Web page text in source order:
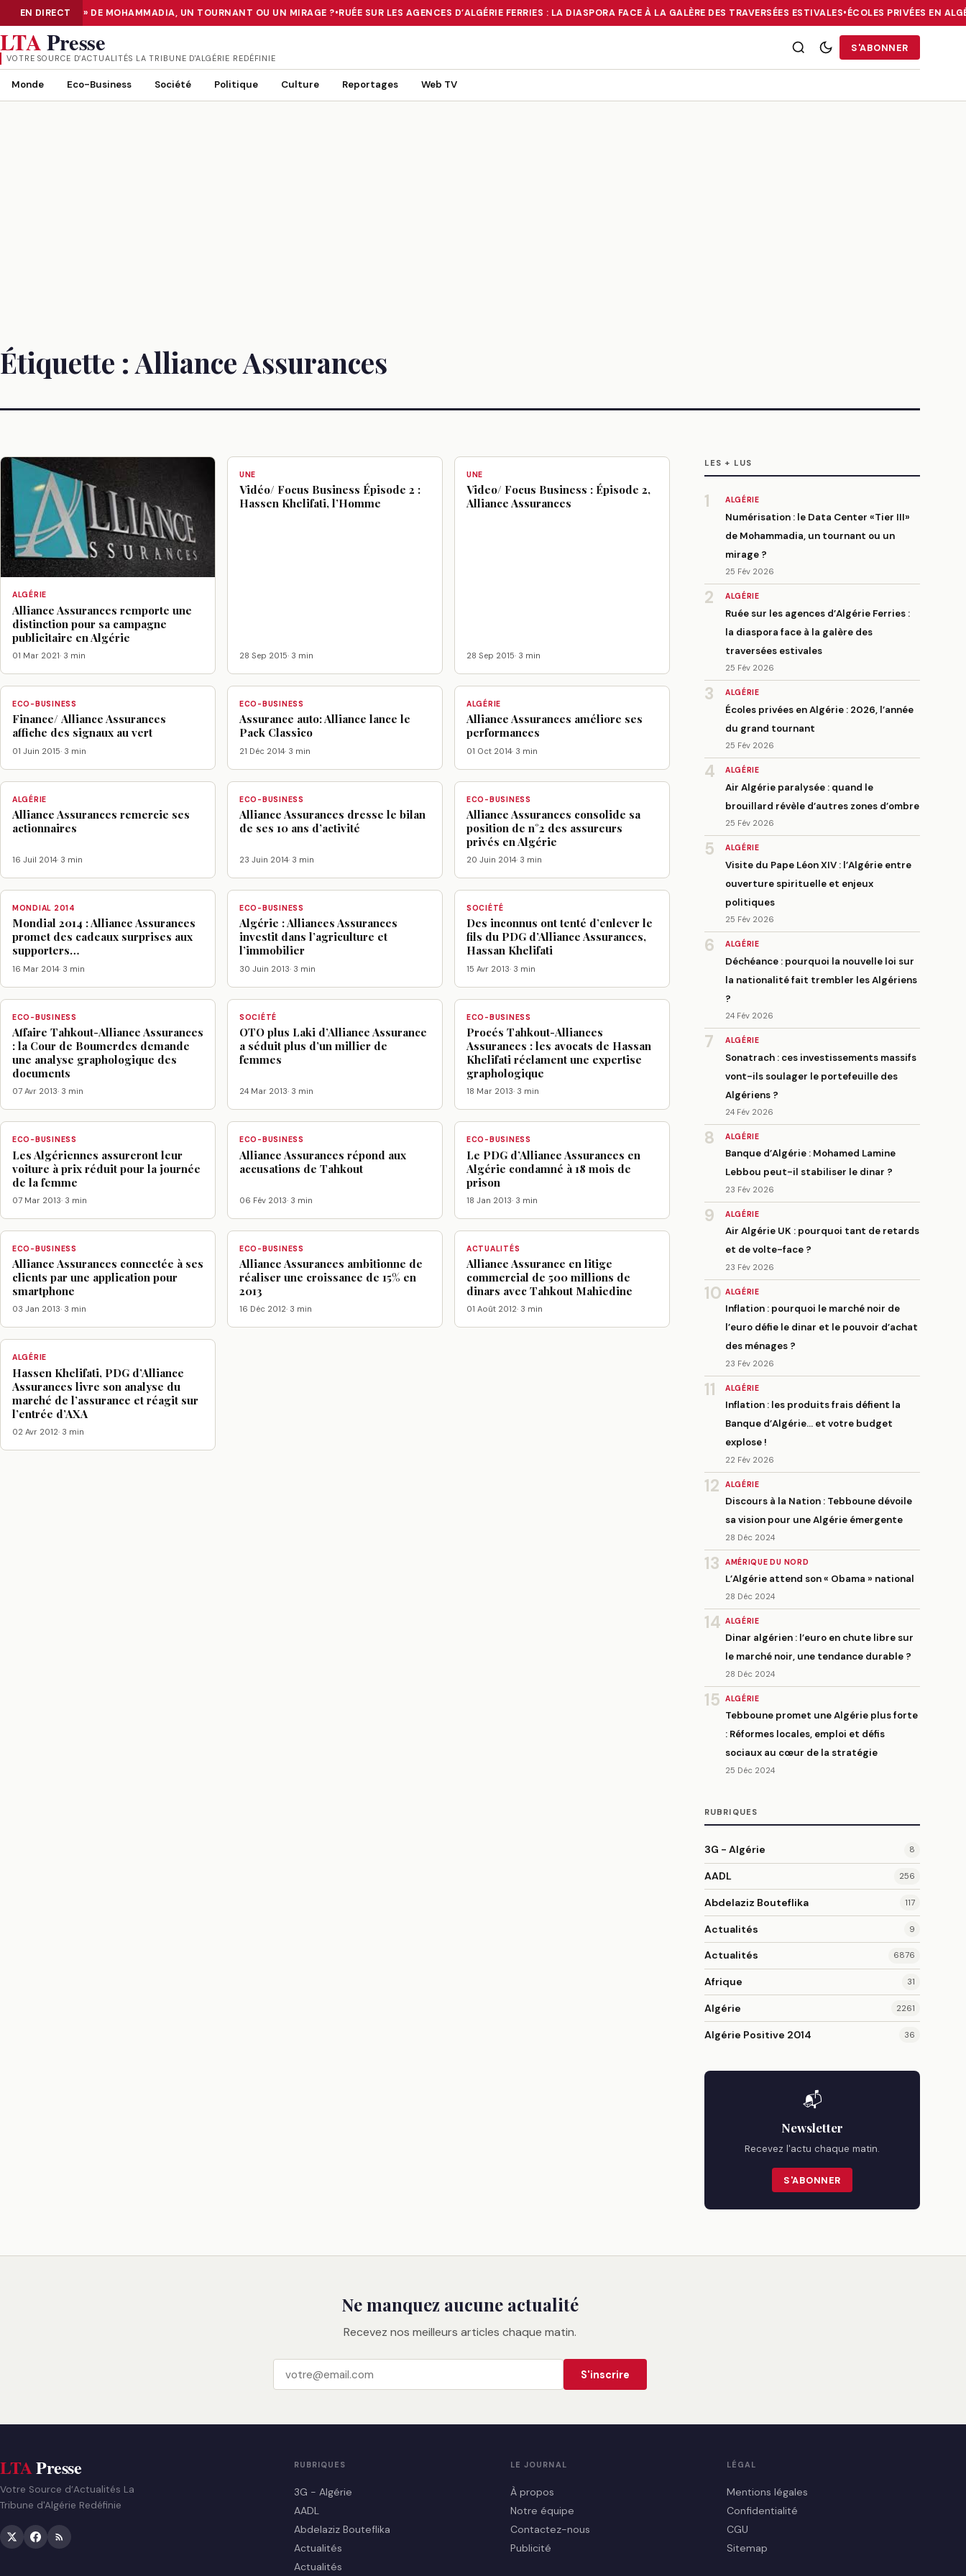
EN DIRECT
«TIER III» DE MOHAMMADIA, UN TOURNANT OU UN MIRAGE ? •RUÉE SUR LES AGENCES D’ALGÉRIE FERRIES : LA DIASPORA FACE À LA GALÈRE DES TRAVERSÉES ESTIVALES•ÉCOLES PRIVÉES EN
NUMÉRISATION : LE DATA CENTER «TIER III» DE MOHAMMADIA, UN TOURNANT OU UN MIRAGE ? • RUÉE SUR LES AGENCES D’ALGÉRIE FERRIES : LA DIASPORA FACE À LA GALÈRE DES TRAVERSÉES
LTAPresse
VOTRE SOURCE D’ACTUALITÉS LA TRIBUNE D'ALGÉRIE REDÉFINIE
S'ABONNER
Monde Eco-Business Société Politique Culture Reportages Web TV
Étiquette :Alliance Assurances
ALGÉRIE
Alliance Assurances remporte une
distinction pour sa campagne
publicitaire en Algérie
01 Mar 2021· 3 min
UNE
Vidéo/ Focus Business Épisode 2 :
Hassen Khelifati, l’Homme
28 Sep 2015· 3 min
UNE
Video/ Focus Business : Épisode 2,
Alliance Assurances
28 Sep 2015· 3 min
ECO-BUSINESS
Finance/ Alliance Assurances
affiche des signaux au vert
01 Juin 2015· 3 min
ECO-BUSINESS
Assurance auto: Alliance lance le
Pack Classico
21 Déc 2014· 3 min
ALGÉRIE
Alliance Assurances améliore ses
performances
01 Oct 2014· 3 min
ALGÉRIE
Alliance Assurances remercie ses
actionnaires
16 Juil 2014· 3 min
ECO-BUSINESS
Alliance Assurances dresse le bilan
de ses 10 ans d’activité
23 Juin 2014· 3 min
ECO-BUSINESS
Alliance Assurances consolide sa
position de n°2 des assureurs
privés en Algérie
20 Juin 2014· 3 min
MONDIAL 2014
Mondial 2014 : Alliance Assurances
promet des cadeaux surprises aux
supporters…
16 Mar 2014· 3 min
ECO-BUSINESS
Algérie : Alliances Assurances
investit dans l’agriculture et
l’immobilier
30 Juin 2013· 3 min
SOCIÉTÉ
Des inconnus ont tenté d’enlever le
fils du PDG d’Alliance Assurances,
Hassan Khelifati
15 Avr 2013· 3 min
ECO-BUSINESS
Affaire Tahkout-Alliance Assurances
: la Cour de Boumerdes demande
une analyse graphologique des
documents
07 Avr 2013· 3 min
SOCIÉTÉ
OTO plus Laki d’Alliance Assurance
a séduit plus d’un millier de
femmes
24 Mar 2013· 3 min
ECO-BUSINESS
Procés Tahkout-Alliances
Assurances : les avocats de Hassan
Khelifati réclament une expertise
graphologique
18 Mar 2013· 3 min
ECO-BUSINESS
Les Algériennes assureront leur
voiture à prix réduit pour la journée
de la femme
07 Mar 2013· 3 min
ECO-BUSINESS
Alliance Assurances répond aux
accusations de Tahkout
06 Fév 2013· 3 min
ECO-BUSINESS
Le PDG d’Alliance Assurances en
Algérie condamné à 18 mois de
prison
18 Jan 2013· 3 min
ECO-BUSINESS
Alliance Assurances connectée à ses
clients par une application pour
smartphone
03 Jan 2013· 3 min
ECO-BUSINESS
Alliance Assurances ambitionne de
réaliser une croissance de 15% en
2013
16 Déc 2012· 3 min
ACTUALITÉS
Alliance Assurance en litige
commercial de 500 millions de
dinars avec Tahkout Mahiedine
01 Août 2012· 3 min
ALGÉRIE
Hassen Khelifati, PDG d’Alliance
Assurances livre son analyse du
marché de l’assurance et réagit sur
l’entrée d’AXA
02 Avr 2012· 3 min
LES + LUS
1 ALGÉRIE
Numérisation : le Data Center «Tier III»
de Mohammadia, un tournant ou un
mirage ?
25 Fév 2026
2 ALGÉRIE
Ruée sur les agences d’Algérie Ferries :
la diaspora face à la galère des
traversées estivales
25 Fév 2026
3 ALGÉRIE
Écoles privées en Algérie : 2026, l’année
du grand tournant
25 Fév 2026
4 ALGÉRIE
Air Algérie paralysée : quand le
brouillard révèle d’autres zones d’ombre
25 Fév 2026
5 ALGÉRIE
Visite du Pape Léon XIV : l’Algérie entre
ouverture spirituelle et enjeux
politiques
25 Fév 2026
6 ALGÉRIE
Déchéance : pourquoi la nouvelle loi sur
la nationalité fait trembler les Algériens
?
24 Fév 2026
7 ALGÉRIE
Sonatrach : ces investissements massifs
vont-ils soulager le portefeuille des
Algériens ?
24 Fév 2026
8 ALGÉRIE
Banque d’Algérie : Mohamed Lamine
Lebbou peut-il stabiliser le dinar ?
23 Fév 2026
9 ALGÉRIE
Air Algérie UK : pourquoi tant de retards
et de volte-face ?
23 Fév 2026
10 ALGÉRIE
Inflation : pourquoi le marché noir de
l’euro défie le dinar et le pouvoir d’achat
des ménages ?
23 Fév 2026
11 ALGÉRIE
Inflation : les produits frais défient la
Banque d’Algérie… et votre budget
explose !
22 Fév 2026
12 ALGÉRIE
Discours à la Nation : Tebboune dévoile
sa vision pour une Algérie émergente
28 Déc 2024
13 AMÉRIQUE DU NORD
L’Algérie attend son « Obama » national
28 Déc 2024
14 ALGÉRIE
Dinar algérien : l’euro en chute libre sur
le marché noir, une tendance durable ?
28 Déc 2024
15 ALGÉRIE
Tebboune promet une Algérie plus forte
: Réformes locales, emploi et défis
sociaux au cœur de la stratégie
25 Déc 2024
RUBRIQUES
3G - Algérie 8
AADL 256
Abdelaziz Bouteflika 117
Actualités 9
Actualités 6876
Afrique 31
Algérie 2261
Algérie Positive 2014 36
📬
Newsletter
Recevez l'actu chaque matin.
S'ABONNER
Ne manquez aucune actualité
Recevez nos meilleurs articles chaque matin.
S'inscrire
LTAPresse
Votre Source d’Actualités La
Tribune d'Algérie Redéfinie
RUBRIQUES
3G - Algérie
AADL
Abdelaziz Bouteflika
Actualités
Actualités
LE JOURNAL
À propos
Notre équipe
Contactez-nous
Publicité
LÉGAL
Mentions légales
Confidentialité
CGU
Sitemap